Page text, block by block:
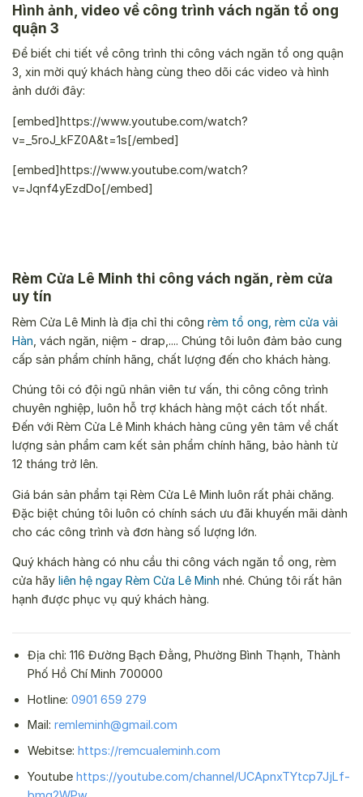
Hình ảnh, video về công trình vách ngăn tổ ong
quận 3
Để biết chi tiết về công trình thi công vách ngăn tổ ong quận
3, xin mời quý khách hàng cùng theo dõi các video và hình
ảnh dưới đây:
[embed]https://www.youtube.com/watch?
v=_5roJ_kFZ0A&t=1s[/embed]
[embed]https://www.youtube.com/watch?
v=Jqnf4yEzdDo[/embed]
Rèm Cửa Lê Minh thi công vách ngăn, rèm cửa
uy tín
Rèm Cửa Lê Minh là địa chỉ thi công rèm tổ ong rèm cửa vải
Hàn , vách ngăn, niệm - drap,.... Chúng tôi luôn đảm bảo cung
cấp sản phẩm chính hãng, chất lượng đến cho khách hàng.
Chúng tôi có đội ngũ nhân viên tư vấn, thi công công trình
chuyên nghiệp, luôn hỗ trợ khách hàng một cách tốt nhất.
Đến với Rèm Cửa Lê Minh khách hàng cũng yên tâm về chất
lượng sản phẩm cam kết sản phẩm chính hãng, bảo hành từ
12 tháng trở lên.
Giá bán sản phẩm tại Rèm Cửa Lê Minh luôn rất phải chăng.
Đặc biệt chúng tôi luôn có chính sách ưu đãi khuyến mãi dành
cho các công trình và đơn hàng số lượng lớn.
Quý khách hàng có nhu cầu thi công vách ngăn tổ ong, rèm
cửa hãy liên hệ ngay Rèm Cửa Lê Minh nhé. Chúng tôi rất hân
hạnh được phục vụ quý khách hàng.
Địa chỉ: 116 Đường Bạch Đằng, Phường Bình Thạnh, Thành
Phố Hồ Chí Minh 700000
Hotline: 0901 659 279
Mail: remleminh@gmail.com
Webitse: https://remcualeminh.com
Youtube https://youtube.com/channel/UCApnxTYtcp7JjLf-